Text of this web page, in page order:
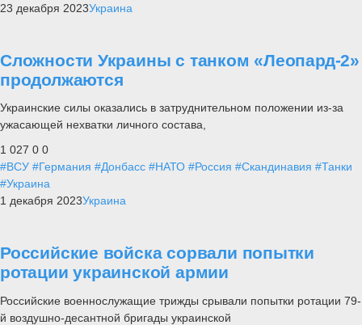
23 декабря 2023Украина
Сложности Украины с танком «Леопард-2»
продолжаются
Украинские силы оказались в затруднительном положении из-за
ужасающей нехватки личного состава,
1 027 0 0
#ВСУ #Германия #Донбасс #НАТО #Россия #Скандинавия #Танки
#Украина
1 декабря 2023Украина
Российские войска сорвали попытки
ротации украинской армии
Российские военнослужащие трижды срывали попытки ротации 79-
й воздушно-десантной бригады украинской